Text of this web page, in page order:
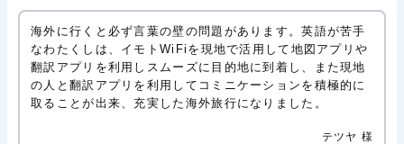
海外に行くと必ず言葉の壁の問題があります。英語が苦手
なわたくしは、イモトWiFiを現地で活用して地図アプリや
翻訳アプリを利用しスムーズに目的地に到着し、また現地
の人と翻訳アプリを利用してコミニケーションを積極的に
取ることが出来、充実した海外旅行になりました。
テツヤ 様